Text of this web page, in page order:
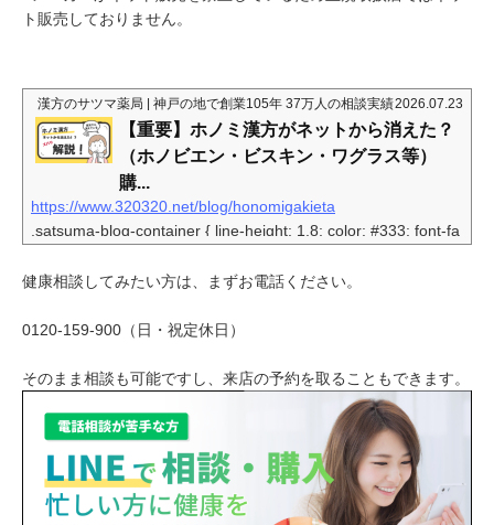
ト販売しておりません。
漢方のサツマ薬局 | 神戸の地で創業105年 37万人の相談実績2026.07.23
【重要】ホノミ漢方がネットから消えた？
（ホノビエン・ビスキン・ワグラス等）
購...
https://www.320320.net/blog/honomigakieta
.satsuma-blog-container { line-height: 1.8; color: #333; font-fa
mily: "Helvetica Neue", Arial, "Hiragino Kaku Gothic ProN", "Hi
ragino Sans", Meiryo, sans-serif; } .satsuma-blog-container h
2 { color: #d32f2f; /* サツマ薬局様のイメージに近い赤色 */ bor
d: #fdf2f2; margin-top: 2em; } .satsuma-blog-container h3 { b
健康相談してみたい方は、まずお電話ください。
0120-159-900（日・祝定休日）
そのまま相談も可能ですし、来店の予約を取ることもできます。